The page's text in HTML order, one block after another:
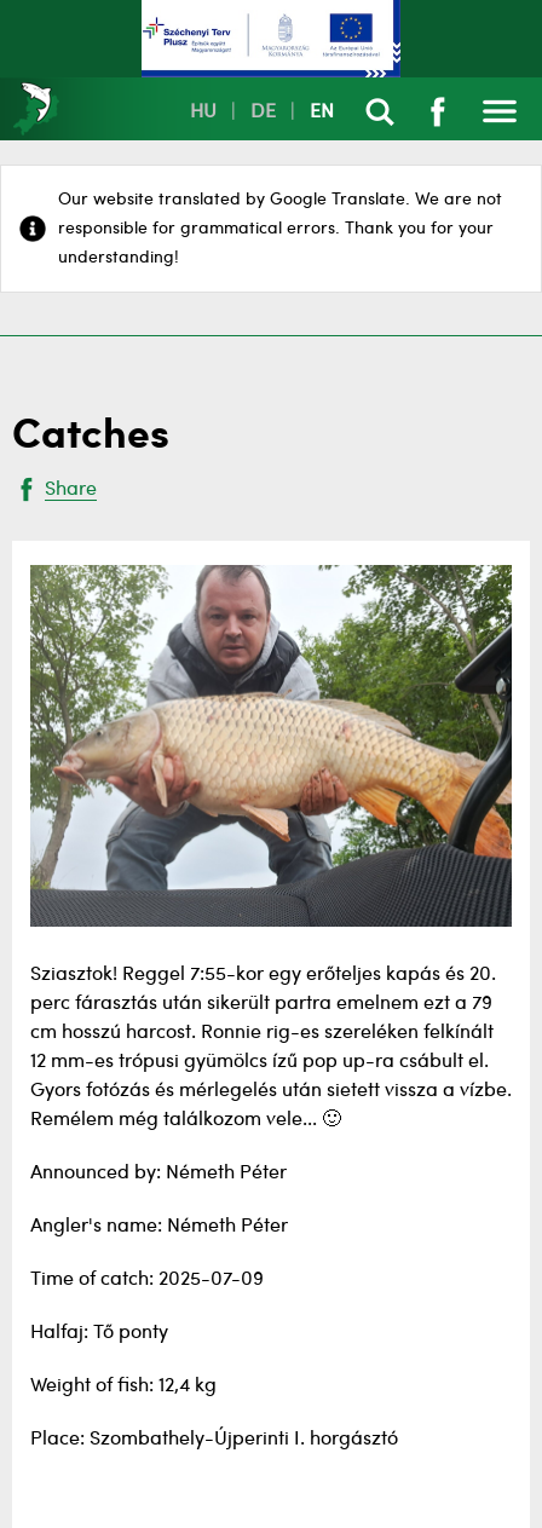
HU DE EN
Our website translated by Google Translate. We are not
responsible for grammatical errors. Thank you for your
understanding!
Catches
Share
Sziasztok! Reggel 7:55-kor egy erőteljes kapás és 20.
perc fárasztás után sikerült partra emelnem ezt a 79
cm hosszú harcost. Ronnie rig-es szereléken felkínált
12 mm-es trópusi gyümölcs ízű pop up-ra csábult el.
Gyors fotózás és mérlegelés után sietett vissza a vízbe.
Remélem még találkozom vele... 🙂
Announced by: Németh Péter
Angler's name: Németh Péter
Time of catch: 2025-07-09
Halfaj: Tő ponty
Weight of fish: 12,4 kg
Place: Szombathely-Újperinti I. horgásztó